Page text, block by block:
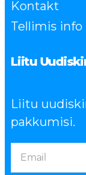
Kontakt
Tellimis info
Liitu
Liitu
pakkumisi.